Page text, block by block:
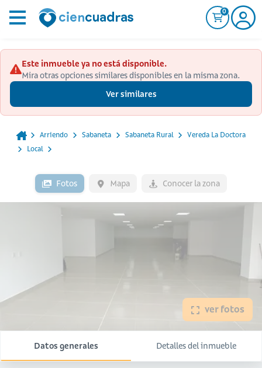
0
Este inmueble ya no está disponible.
Mira otras opciones similares disponibles en la misma zona.
Ver similares
Arriendo Sabaneta Sabaneta Rural
Vereda La Doctora
Local
Fotos Mapa Conocer la zona
ver fotos
Datos generales Detalles del inmueble